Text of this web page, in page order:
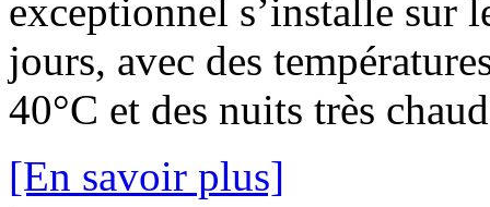
exceptionnel s’installe sur
jours, avec des
40°C et des nuits très
[En savoir plus]